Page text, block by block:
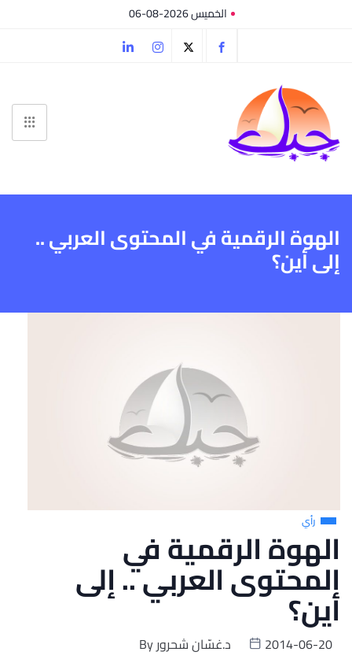
الخميس 2026-08-06
الهوة الرقمية في المحتوى العربي ..
إلى أين؟
رأي
الهوة الرقمية في
المحتوى العربي .. إلى
أين؟
Byد.غسّان شحرور 2014-06-20